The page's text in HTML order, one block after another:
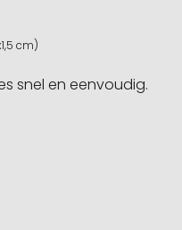
cm)
snel en eenvoudig.